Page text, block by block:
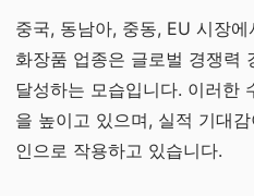
중국, 동남아, 중동, EU 시장
화장품 업종은 글로벌 경쟁력
달성하는 모습입니다. 이러한
을 높이고 있으며, 실적 기대
인으로 작용하고 있습니다.